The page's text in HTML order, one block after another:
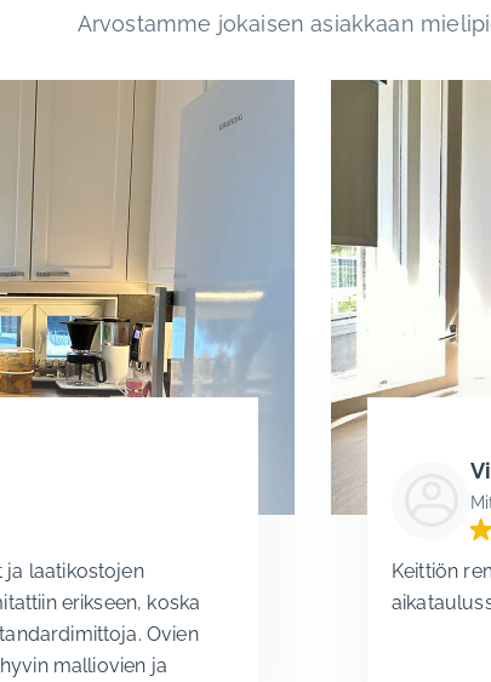
Arvostamme jokaisen asiakkaan
ja laatikostojen
erikseen, koska
Ovien
malliovien ja
Keittiön